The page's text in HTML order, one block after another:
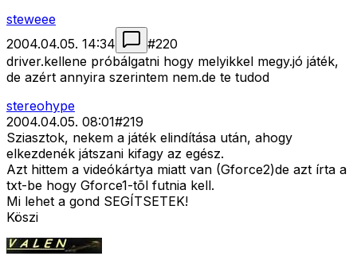
steweee
2004.04.05. 14:34
#220
driver.kellene próbálgatni hogy melyikkel megy.jó játék,
de azért annyira szerintem nem.de te tudod
stereohype
2004.04.05. 08:01#219
Sziasztok, nekem a játék elindítása után, ahogy
elkezdenék játszani kifagy az egész.
Azt hittem a videókártya miatt van (Gforce2)de azt írta a
txt-be hogy Gforce1-tõl futnia kell.
Mi lehet a gond SEGÍTSETEK!
Köszi